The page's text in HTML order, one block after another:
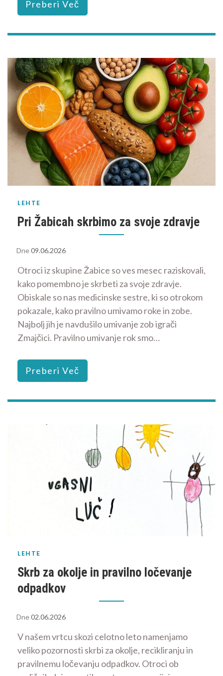
Preberi Več
LEHTE
Pri Žabicah skrbimo za svoje zdravje
Dne09.06.2026
Otroci iz skupine Žabice so ves mesec raziskovali,
kako pomembno je skrbeti za svoje zdravje.
Obiskale so nas medicinske sestre, ki so otrokom
pokazale, kako pravilno umivamo roke in zobe.
Najbolj jih je navdušilo umivanje zob igrači
Zmajčici. Pravilno umivanje rok smo…
Preberi Več
LEHTE
Skrb za okolje in pravilno ločevanje
odpadkov
Dne02.06.2026
V našem vrtcu skozi celotno leto namenjamo
veliko pozornosti skrbi za okolje, recikliranju in
pravilnemu ločevanju odpadkov. Otroci ob